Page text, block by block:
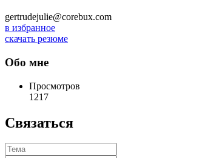
gertrudejulie@corebux.com
в избранное
скачать резюме
Обо мне
Просмотров
1217
Связаться